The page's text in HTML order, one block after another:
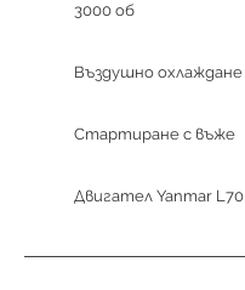
3000 об
Въздушно охлаждане
Стартиране с въже
Двигател Yanmar L70